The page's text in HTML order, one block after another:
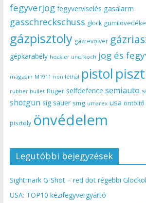
fegyverjog fegyverviselés gasalarm
gasschreckschuss glock
gázpisztoly gázrevolver
gépkarabély heckler und koch jog és
magazin M1911 non lethal pistol
rubber bullet Ruger selfdefence semiauto
shotgun sig sauer smg umarex usa öntöltő
pisztoly önvédelem
Legutóbbi bejegyzések
Sightmark G-Shot – red dot régebbi
USA: TOP10 kézifegyvergyártó